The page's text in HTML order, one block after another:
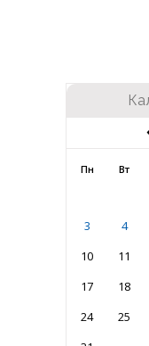
Пн Вт
3
4
10
11
17
18
24
25